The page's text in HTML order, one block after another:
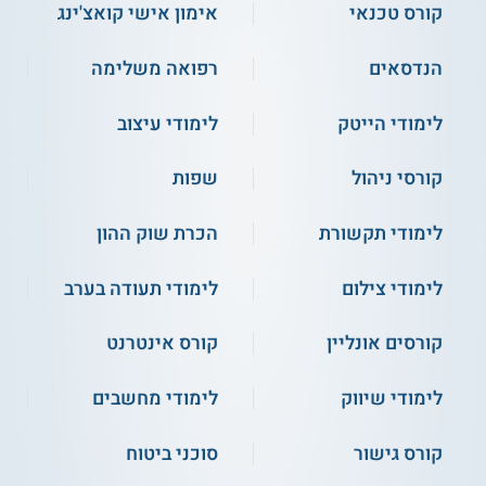
השתלמות, מומלץ לברר נושא זה מול מוסד הלימוד.
בין היתר לומדים על עקרונות כתיבת ניירות עמדה, מכתבים
רשמיים, תכניות עבודה לארגונים וטקסטים נוספים בסביבה
של מנהלים ועובדים.
עם סיום הקורס מוענקת לבוגרים תעודת גמר מטעם המוסד
באוניברסיטה ניתן ללמוד בתכנית לתואר שני
תואר שני בלשון עברית.
קורס טכנאי
אימון אישי קואצ'ינג
הנדסאים
רפואה משלימה
לימודי הייטק
לימודי עיצוב
קורסי ניהול
שפות
לימודי תקשורת
הכרת שוק ההון
לימודי צילום
לימודי תעודה בערב
קורסים אונליין
קורס אינטרנט
לימודי שיווק
לימודי מחשבים
קורס גישור
סוכני ביטוח